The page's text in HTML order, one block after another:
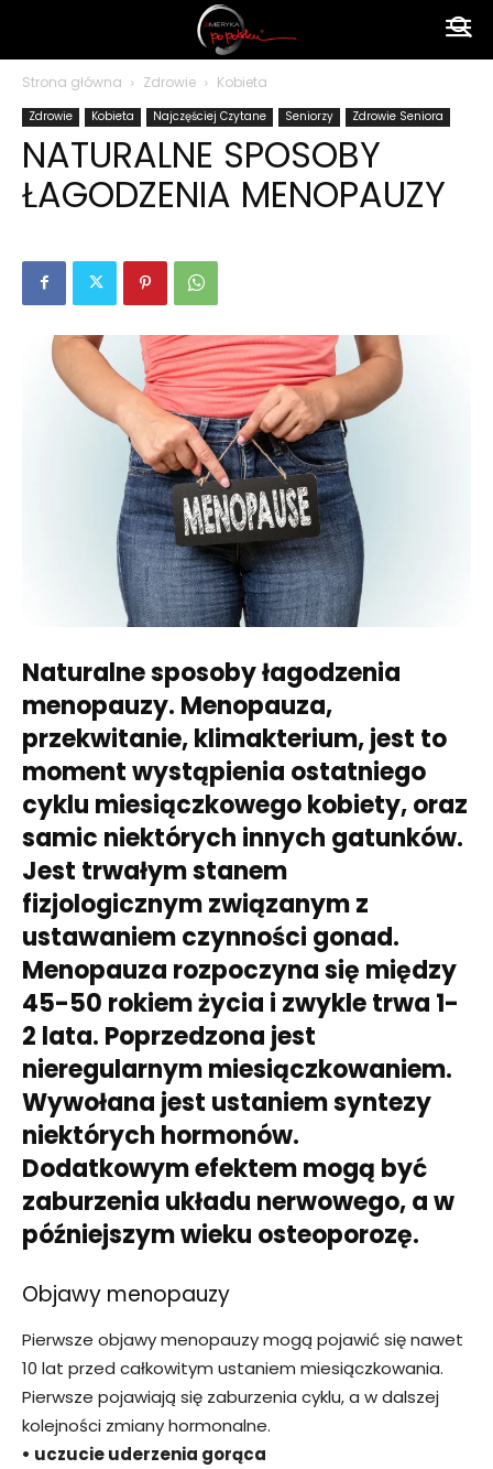
Strona główna Zdrowie Kobieta
Zdrowie Kobieta Najczęściej Czytane Seniorzy Zdrowie Seniora
NATURALNE SPOSOBY
ŁAGODZENIA MENOPAUZY
Naturalne sposoby łagodzenia
menopauzy. Menopauza,
przekwitanie, klimakterium, jest to
moment wystąpienia ostatniego
cyklu miesiączkowego kobiety, oraz
samic niektórych innych gatunków.
Jest trwałym stanem
fizjologicznym związanym z
ustawaniem czynności gonad.
Menopauza rozpoczyna się między
45-50 rokiem życia i zwykle trwa 1-
2 lata. Poprzedzona jest
nieregularnym miesiączkowaniem.
Wywołana jest ustaniem syntezy
niektórych hormonów.
Dodatkowym efektem mogą być
zaburzenia układu nerwowego, a w
późniejszym wieku osteoporozę.
Objawy menopauzy
Pierwsze objawy menopauzy mogą pojawić się nawet
10 lat przed całkowitym ustaniem miesiączkowania.
Pierwsze pojawiają się zaburzenia cyklu, a w dalszej
kolejności zmiany hormonalne.
• uczucie uderzenia gorąca